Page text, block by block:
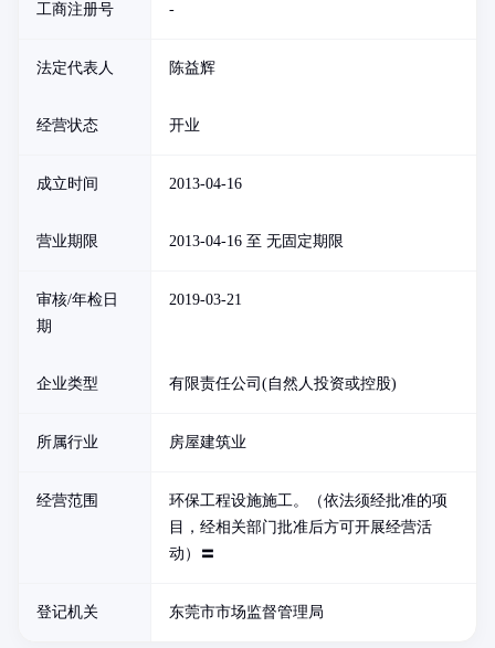
工商注册号 -
法定代表人 陈益辉
经营状态 开业
成立时间 2013-04-16
营业期限 2013-04-16 至 无固定期限
审核/年检日
期
2019-03-21
企业类型 有限责任公司(自然人投资或控股)
所属行业 房屋建筑业
经营范围
环保工程设施施工。（依法须经批准的项
目，经相关部门批准后方可开展经营活
动）〓
登记机关 东莞市市场监督管理局